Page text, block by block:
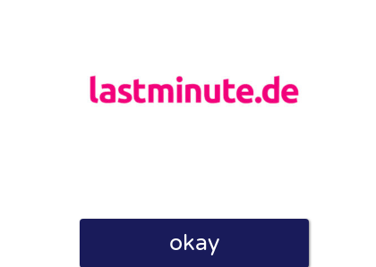
zu, indem ich diese Bewertung abgebe. Ich erkläre
gemacht habe.
Nutzer völlig kostenlos. Aus diesem Grund enthalten
okay